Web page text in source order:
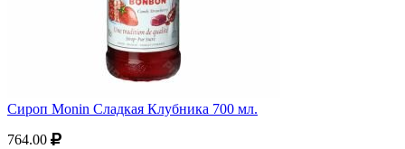
Сироп Monin Сладкая Клубника 700 мл.
764.00